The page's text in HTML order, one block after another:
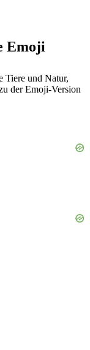
Emoji
Tiere und Natur,
der Emoji-Version